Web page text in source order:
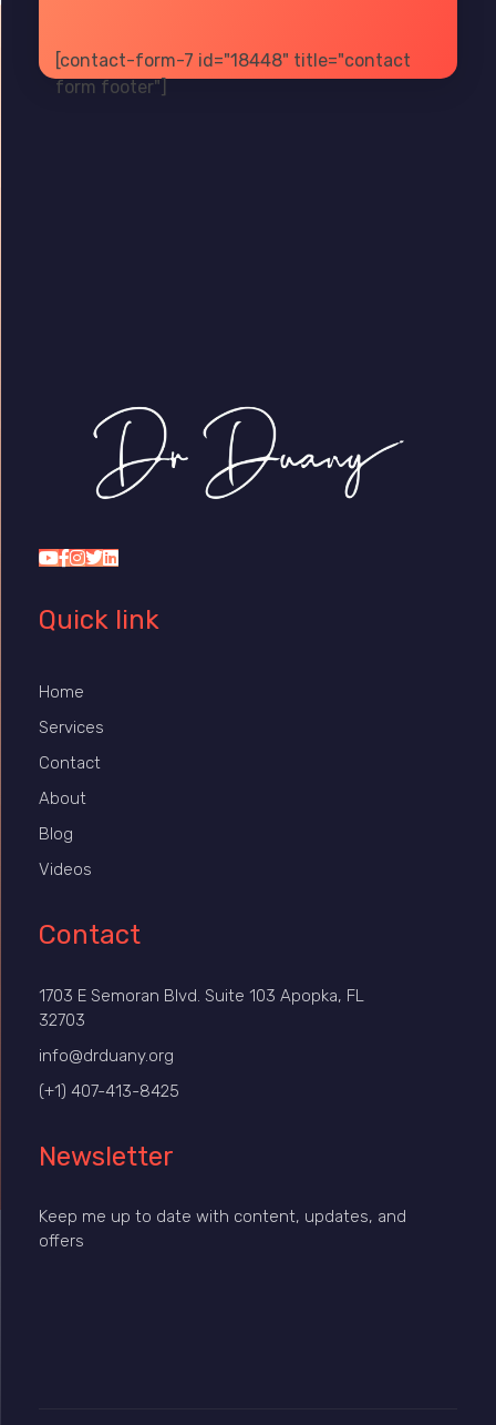
[contact-form-7 id="18448" title="contact
form footer"]
Quick link
Home
Services
Contact
About
Blog
Videos
Contact
1703 E Semoran Blvd. Suite 103 Apopka, FL
32703
info@drduany.org
(+1) 407-413-8425
Newsletter
Keep me up to date with content, updates, and
offers